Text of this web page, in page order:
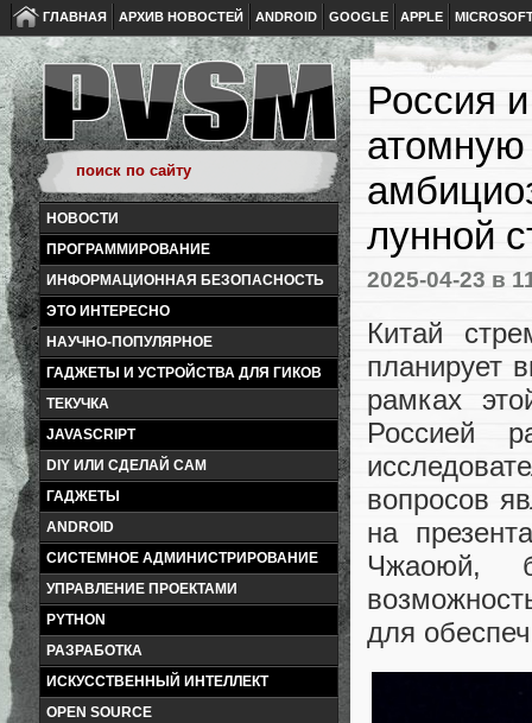
ГЛАВНАЯ АРХИВ НОВОСТЕЙ ANDROID GOOGLE APPLE
НОВОСТИ
ПРОГРАММИРОВАНИЕ
ИНФОРМАЦИОННАЯ БЕЗОПАСНОСТЬ
ЭТО ИНТЕРЕСНО
НАУЧНО-ПОПУЛЯРНОЕ
ГАДЖЕТЫ И УСТРОЙСТВА ДЛЯ ГИКОВ
ТЕКУЧКА
JAVASCRIPT
DIY ИЛИ СДЕЛАЙ САМ
ГАДЖЕТЫ
ANDROID
СИСТЕМНОЕ АДМИНИСТРИРОВАНИЕ
УПРАВЛЕНИЕ ПРОЕКТАМИ
PYTHON
РАЗРАБОТКА
ИСКУССТВЕННЫЙ ИНТЕЛЛЕКТ
OPEN SOURCE
Россия
атомную
лунной
2025-04-23 в
Китай
планирует
рамках
Россией
вопросов
на
Чжаоюй,
для